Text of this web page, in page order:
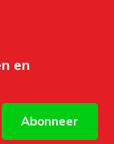
en
Abonneer